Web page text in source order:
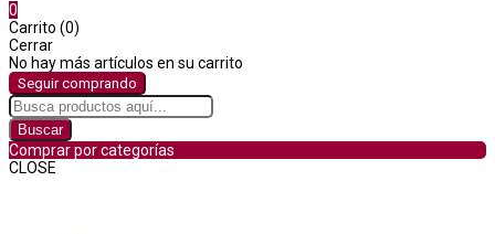
0
Carrito (0)
Cerrar
No hay más artículos en su carrito
Seguir comprando
Buscar
Comprar por categorías
CLOSE